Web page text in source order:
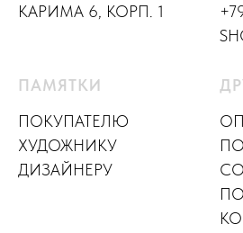
КАРИМА 6, КОРП. 1
ПАМЯТКИ
ПОКУПАТЕЛЮ
ХУДОЖНИКУ
ДИЗАЙНЕРУ